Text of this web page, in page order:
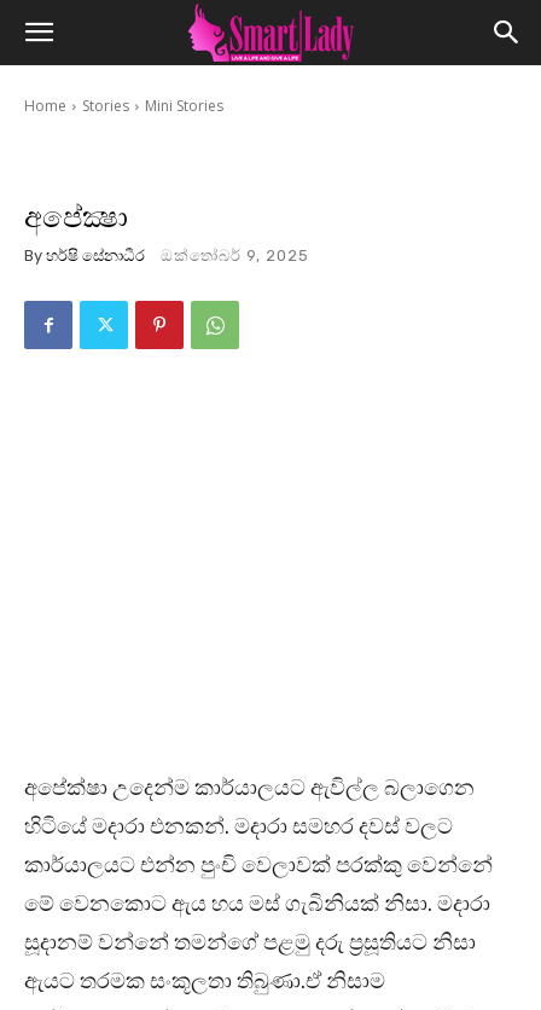
Home Stories Mini Stories
අපේක්‍ෂා
By හර්ෂි සේනාධීර ඔක්තෝබර් 9, 2025
අපේක්ෂා උදෙන්ම කාර්යාලයට ඇවිල්ල බලාගෙන
හිටියේ මදාරා එනකන්. මදාරා සමහර දවස් වලට
කාර්යාලයට එන්න පුංචි වෙලාවක් පරක්කු වෙන්නේ
මේ වෙනකොට ඇය හය මස් ගැබිනියක් නිසා. මදාරා
සූදානම් වන්නේ තමන්ගේ පළමු දරු ප්‍රසූතියට නිසා
ඇයට තරමක සංකූලතා තිබුණා.ඒ නිසාම